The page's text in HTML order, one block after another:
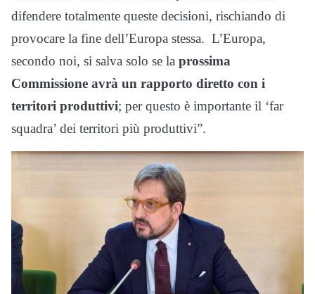
difendere totalmente queste decisioni, rischiando di
provocare la fine dell’Europa stessa. L’Europa,
secondo noi, si salva solo se la prossima
Commissione avrà un rapporto diretto con i
territori produttivi; per questo è importante il ‘far
squadra’ dei territori più produttivi”.